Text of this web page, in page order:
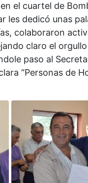
el cuartel de
les dedicó unas
colaboraron
claro el
paso al
“Personas de